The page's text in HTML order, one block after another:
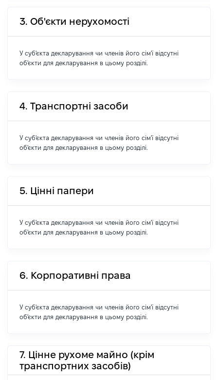
3. Об'єкти нерухомості
У суб'єкта декларування чи членів його сім'ї відсутні
об'єкти для декларування в цьому розділі.
4. Транспортні засоби
У суб'єкта декларування чи членів його сім'ї відсутні
об'єкти для декларування в цьому розділі.
5. Цінні папери
У суб'єкта декларування чи членів його сім'ї відсутні
об'єкти для декларування в цьому розділі.
6. Корпоративні права
У суб'єкта декларування чи членів його сім'ї відсутні
об'єкти для декларування в цьому розділі.
7. Цінне рухоме майно (крім
транспортних засобів)